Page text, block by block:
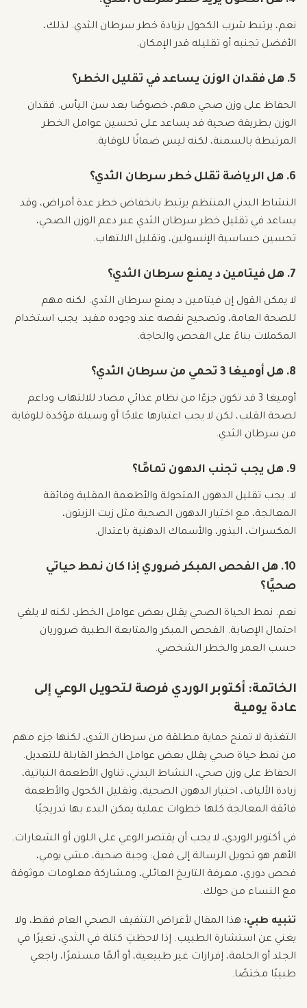
نعم، يرتبط شرب الكحول بزيادة خطر سرطان الثدي. لذلك،
الأفضل تجنبه أو تقليله قدر الإمكان.
5. هل فقدان الوزن يساعد في تقليل الخطر؟
الحفاظ على وزن صحي مهم، خصوصًا بعد سن اليأس. فقدان
الوزن بطريقة صحية قد يساعد على تحسين عوامل الخطر
المرتبطة بالسمنة، لكنه ليس ضمانًا للوقاية.
6. هل الرياضة تقلل خطر سرطان الثدي؟
النشاط البدني المنتظم يرتبط بانخفاض خطر عدة أمراض، وقد
يساعد في تقليل خطر سرطان الثدي عبر دعم الوزن الصحي،
تحسين حساسية الإنسولين، وتقليل الالتهاب.
7. هل فيتامين د يمنع سرطان الثدي؟
لا يمكن القول إن فيتامين د يمنع سرطان الثدي. لكنه مهم
للصحة العامة، وتصحيح نقصه عند وجوده مفيد. يجب استخدام
المكملات بناءً على الفحص والحاجة.
8. هل أوميغا 3 تحمي من سرطان الثدي؟
أوميغا 3 قد تكون جزءًا من نظام غذائي مضاد للالتهاب وداعم
لصحة القلب، لكن لا يجب اعتبارها علاجًا أو وسيلة مؤكدة للوقاية
من سرطان الثدي.
9. هل يجب تجنب الدهون تمامًا؟
لا. يجب تقليل الدهون المتحولة والأطعمة المقلية وفائقة
المعالجة، مع اختيار الدهون الصحية مثل زيت الزيتون،
المكسرات، البذور، والأسماك الدهنية باعتدال.
10. هل الفحص المبكر ضروري إذا كان نمط حياتي
صحيًا؟
نعم. نمط الحياة الصحي يقلل بعض عوامل الخطر، لكنه لا يلغي
احتمال الإصابة. الفحص المبكر والمتابعة الطبية ضروريان
حسب العمر والخطر الشخصي.
الخاتمة: أكتوبر الوردي فرصة لتحويل الوعي إلى
عادة يومية
التغذية لا تمنح حماية مطلقة من سرطان الثدي، لكنها جزء مهم
من نمط حياة صحي يقلل بعض عوامل الخطر القابلة للتعديل.
الحفاظ على وزن صحي، النشاط البدني، تناول الأطعمة النباتية،
زيادة الألياف، اختيار الدهون الصحية، وتقليل الكحول والأطعمة
فائقة المعالجة كلها خطوات عملية يمكن البدء بها تدريجيًا.
في أكتوبر الوردي، لا يجب أن يقتصر الوعي على اللون أو الشعارات.
الأهم هو تحويل الرسالة إلى فعل: وجبة صحية، مشي يومي،
فحص دوري، معرفة التاريخ العائلي، ومشاركة معلومات موثوقة
مع النساء من حولك.
تنبيه طبي: هذا المقال لأغراض التثقيف الصحي العام فقط، ولا
يغني عن استشارة الطبيب. إذا لاحظتِ كتلة في الثدي، تغيرًا في
الجلد أو الحلمة، إفرازات غير طبيعية، أو ألمًا مستمرًا، راجعي
طبيبًا مختصًا.